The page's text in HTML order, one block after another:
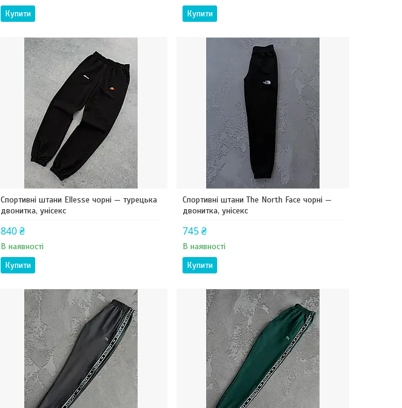
Купити
Купити
Спортивні штани Ellesse чорні — турецька
двонитка, унісекс
840 ₴
В наявності
Купити
Спортивні штани The North Face чорні —
двонитка, унісекс
745 ₴
В наявності
Купити